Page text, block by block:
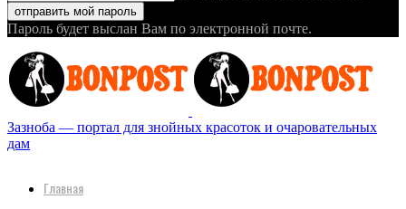
Пароль будет выслан Вам по электронной почте.
Зазноба — портал для знойных красоток и очаровательных
дам
Главная